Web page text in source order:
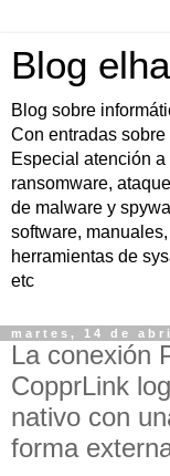
Blog
Blog sobre
Con entradas
Especial atención
ransomware,
de malware y
software,
herramientas de
etc
martes, 14 de
La conexión
CopprLink
nativo con
forma